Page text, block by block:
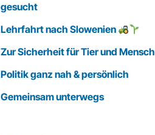
gesucht
Lehrfahrt nach Slowenien
Zur Sicherheit für Tier und Mensch
Politik ganz nah & persönlich
Gemeinsam unterwegs